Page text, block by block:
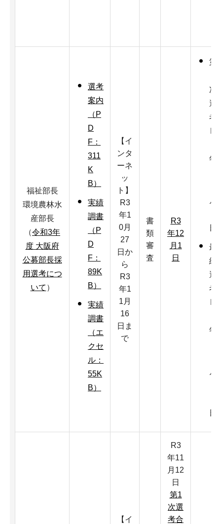
福祉部長
環境農林水
産部長
（令和3年
度 大阪府
公募部長採
用選考につ
いて ）
選考
案内
（P
D
F：
311
K
B）
実績
調書
（P
D
F：
89K
B）
実績
調書
（エ
クセ
ル：
55K
B）
【イ
ンタ
ーネ
ッ
ト】
R3
年1
0月
27
日か
ら
R3
年1
1月
16
日ま
で
書
類
審
査
R3
年12
月1
日
第
次
選
考
年
月
日
最
終
選
考
年
月
日
【イ
R3
年11
月12
日
第1
次選
考合